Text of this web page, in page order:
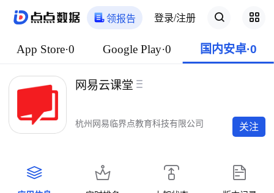
领报告 登录/注册
App Store·0 Google Play·0 国内安卓·0
网易云课堂
杭州网易临界点教育科技有限公司 关注